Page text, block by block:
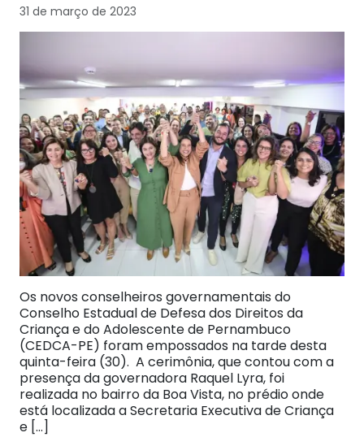
31 de março de 2023
Os novos conselheiros governamentais do
Conselho Estadual de Defesa dos Direitos da
Criança e do Adolescente de Pernambuco
(CEDCA-PE) foram empossados na tarde desta
quinta-feira (30). A cerimônia, que contou com a
presença da governadora Raquel Lyra, foi
realizada no bairro da Boa Vista, no prédio onde
está localizada a Secretaria Executiva de Criança
e […]